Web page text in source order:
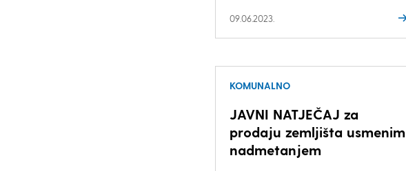
09.06.2023.
KOMUNALNO
JAVNI NATJEČAJ za
prodaju zemljišta usmenim
nadmetanjem